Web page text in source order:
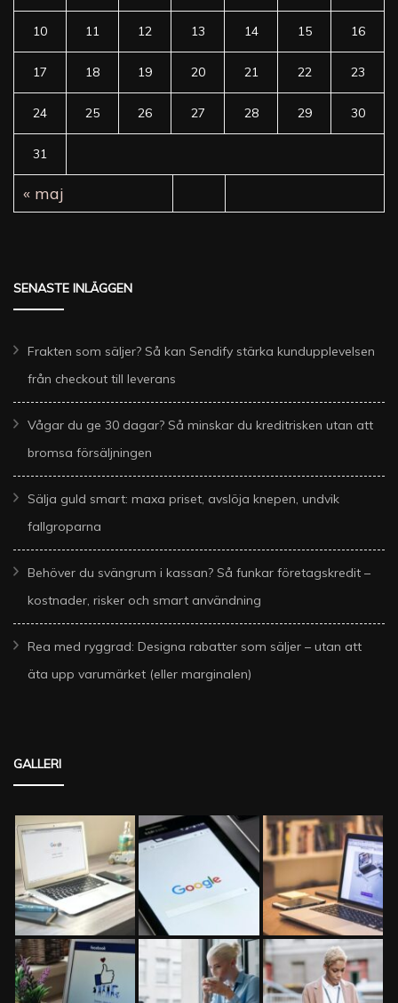
10 11 12 13 14 15 16
17 18 19 20 21 22 23
24 25 26 27 28 29 30
31
« maj
SENASTE INLÄGGEN
Frakten som säljer? Så kan Sendify stärka kundupplevelsen
från checkout till leverans
Vågar du ge 30 dagar? Så minskar du kreditrisken utan att
bromsa försäljningen
Sälja guld smart: maxa priset, avslöja knepen, undvik
fallgroparna
Behöver du svängrum i kassan? Så funkar företagskredit –
kostnader, risker och smart användning
Rea med ryggrad: Designa rabatter som säljer – utan att
äta upp varumärket (eller marginalen)
GALLERI